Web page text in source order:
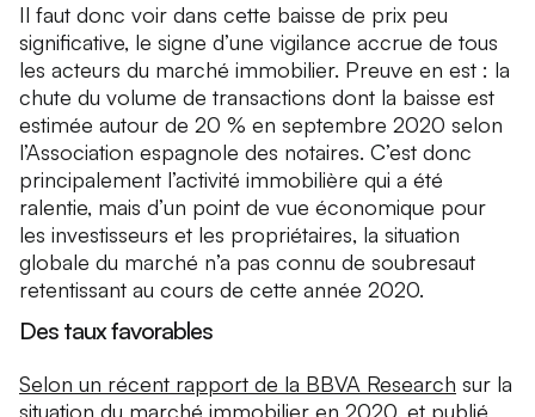
Il faut donc voir dans cette baisse de prix peu
significative, le signe d’une vigilance accrue de tous
les acteurs du marché immobilier. Preuve en est : la
chute du volume de transactions dont la baisse est
estimée autour de 20 % en septembre 2020 selon
l’Association espagnole des notaires. C’est donc
principalement l’activité immobilière qui a été
ralentie, mais d’un point de vue économique pour
les investisseurs et les propriétaires, la situation
globale du marché n’a pas connu de soubresaut
retentissant au cours de cette année 2020.
Des taux favorables
Selon un récent rapport de la BBVA Research sur la
situation du marché immobilier en 2020, et publié